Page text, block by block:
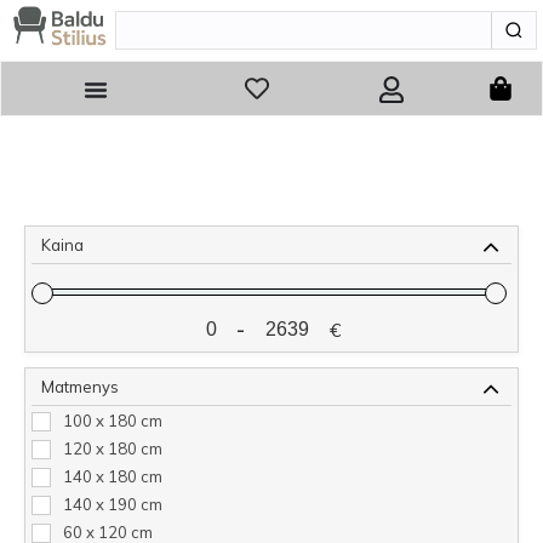
Kaina
Minimum Price
- Maximum Price
€
Matmenys
100 x 180 cm
120 x 180 cm
140 x 180 cm
140 x 190 cm
60 x 120 cm